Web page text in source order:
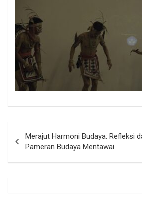
pos
Merajut Harmoni Budaya: Refleksi
Pameran Budaya Mentawai